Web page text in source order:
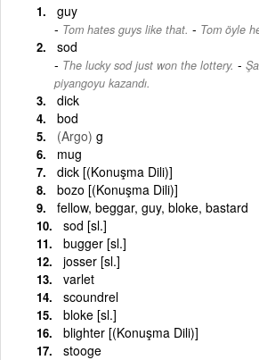
guy
Tom hates guys like that. - Tom öyle
sod
The lucky sod just won the lottery. -
piyangoyu kazandı.
dick
bod
(Argo) g
mug
dick [(Konuşma Dili)]
bozo [(Konuşma Dili)]
fellow, beggar, guy, bloke, bastard
sod [sl.]
bugger [sl.]
josser [sl.]
varlet
scoundrel
bloke [sl.]
blighter [(Konuşma Dili)]
stooge